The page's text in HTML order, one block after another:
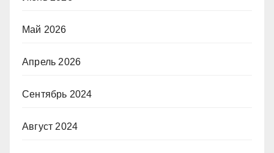
Май 2026
Апрель 2026
Сентябрь 2024
Август 2024